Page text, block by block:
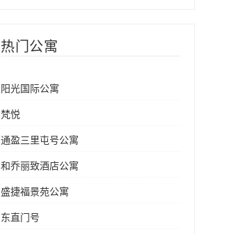
热门公寓
阳光国际公寓
梵悦
通盈三里屯号公寓
和乔丽致酒店公寓
盛捷福景苑公寓
东直门号